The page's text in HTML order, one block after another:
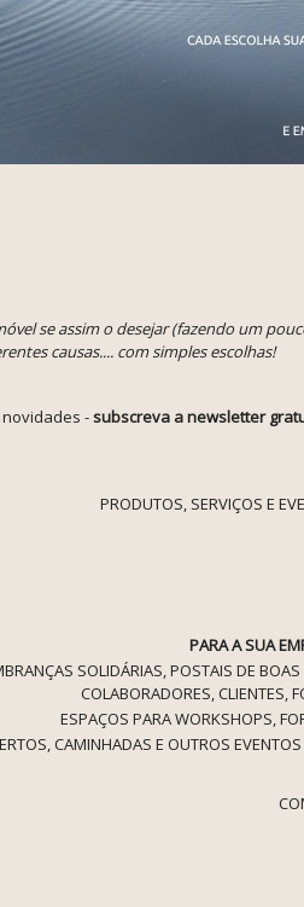
se assim o desejar (fazendo um
causas.... com simples escolhas!
-subscreva a newsletter
PRODUTOS, SERVIÇOS E
PARA A SUA
SOLIDÁRIAS, POSTAIS DE
COLABORADORES, CLIENTES,
ESPAÇOS PARA WORKSHOPS,
CAMINHADAS E OUTROS